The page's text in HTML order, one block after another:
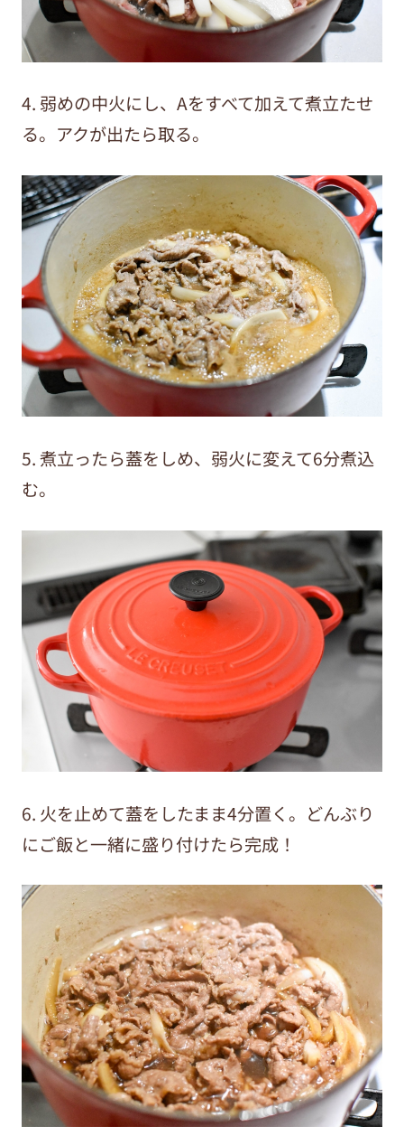
4. 弱めの中火にし、Aをすべて加えて煮立たせ
る。アクが出たら取る。
5. 煮立ったら蓋をしめ、弱火に変えて6分煮込
む。
6. 火を止めて蓋をしたまま4分置く。どんぶり
にご飯と一緒に盛り付けたら完成！